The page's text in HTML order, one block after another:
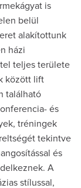
is
belül
alakítottunk
házi
teljes területe
között lift
található
és
tréningek
tekintve
és
A
stílussal,